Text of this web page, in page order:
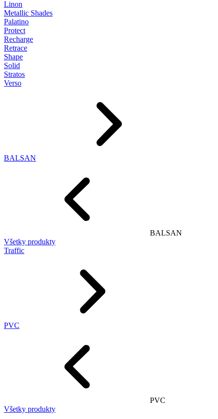
Linon
Metallic Shades
Palatino
Protect
Recharge
Retrace
Shape
Solid
Stratos
Verso
BALSAN
BALSAN
Všetky produkty
Traffic
PVC
PVC
Všetky produkty